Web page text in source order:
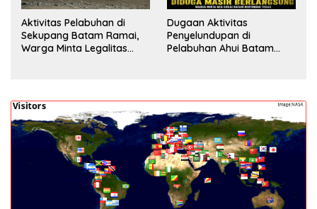
Aktivitas Pelabuhan di
Sekupang Batam Ramai,
Warga Minta Legalitas
Dugaan Aktivitas
Penyelundupan di
Pelabuhan Ahui Batam